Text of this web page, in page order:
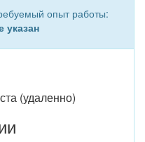
опыт работы:
указан
(удаленно)